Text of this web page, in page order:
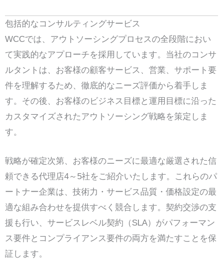
包括的なコンサルティングサービス
WCCでは、アウトソーシングプロセスの全段階におい
て実践的なアプローチを採用しています。当社のコンサ
ルタントは、お客様の顧客サービス、営業、サポート要
件を理解するため、徹底的なニーズ評価から着手しま
す。その後、お客様のビジネス目標と運用目標に沿った
カスタマイズされたアウトソーシング戦略を策定しま
す。
戦略が確定次第、お客様のニーズに最適な厳選された信
頼できる代理店4～5社をご紹介いたします。これらのパ
ートナー企業は、技術力・サービス品質・価格設定の最
適な組み合わせを提供すべく競合します。契約交渉の支
援も行い、サービスレベル契約（SLA）がパフォーマン
ス要件とコンプライアンス要件の両方を満たすことを保
証します。